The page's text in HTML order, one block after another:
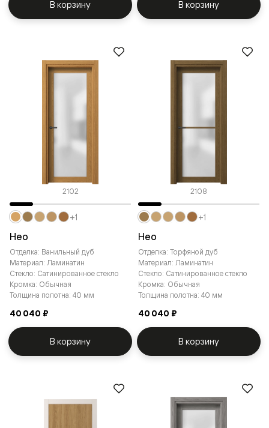
В корзину В корзину
2102
Нео
Отделка: Ванильный дуб
Материал: Ламинатин
Стекло: Сатинированное стекло
Кромка: Обычная
Толщина полотна: 40 мм
40 040 ₽
+1
В корзину
2108
Нео
Отделка: Торфяной дуб
Материал: Ламинатин
Стекло: Сатинированное стекло
Кромка: Обычная
Толщина полотна: 40 мм
40 040 ₽
+1
В корзину